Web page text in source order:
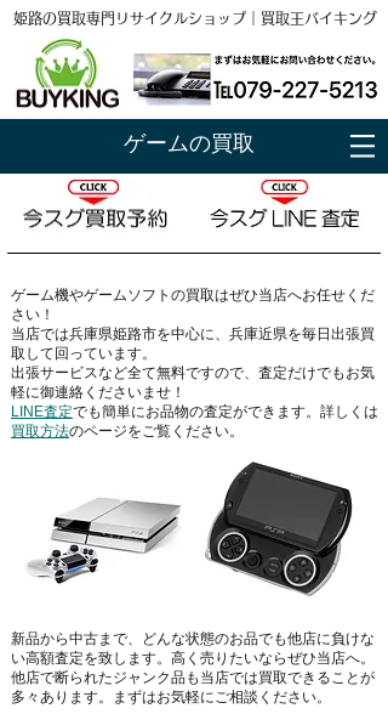
姫路の買取専門リサイクルショップ｜買取王バイキング
ゲームの買取
ゲーム機やゲームソフトの買取はぜひ当店へお任せくだ
さい！
当店では兵庫県姫路市を中心に、兵庫近県を毎日出張買
取して回っています。
出張サービスなど全て無料ですので、査定だけでもお気
軽に御連絡くださいませ！
LINE査定でも簡単にお品物の査定ができます。詳しくは
買取方法のページをご覧ください。
新品から中古まで、どんな状態のお品でも他店に負けな
い高額査定を致します。高く売りたいならぜひ当店へ。
他店で断られたジャンク品も当店では買取できることが
多々あります。まずはお気軽にご相談ください。